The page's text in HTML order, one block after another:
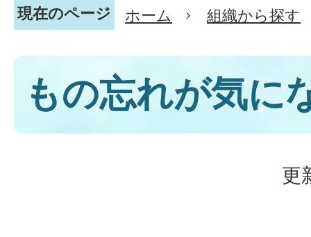
現在のページ ホーム 組織から探す
もの忘れが気に
更